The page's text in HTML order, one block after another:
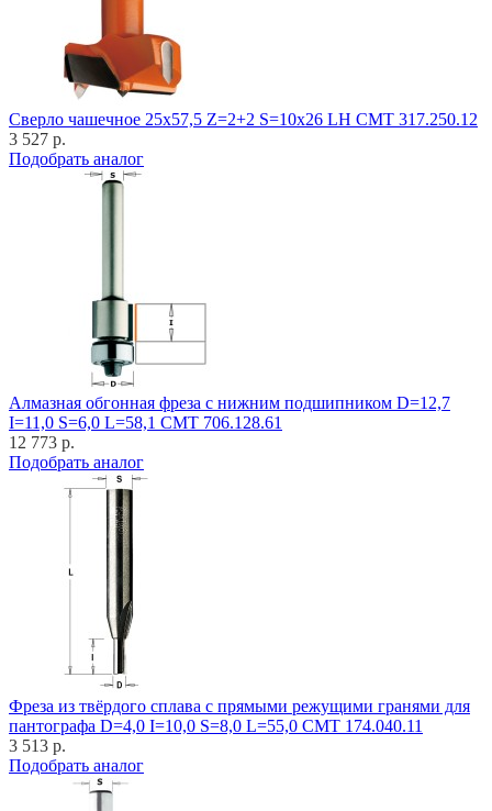
Cверло чашечное 25x57,5 Z=2+2 S=10x26 LH CMT 317.250.12
3 527 р.
Подобрать аналог
Алмазная обгонная фреза с нижним подшипником D=12,7
I=11,0 S=6,0 L=58,1 CMT 706.128.61
12 773 р.
Подобрать аналог
Фреза из твёрдого сплава с прямыми режущими гранями для
пантографа D=4,0 I=10,0 S=8,0 L=55,0 CMT 174.040.11
3 513 р.
Подобрать аналог